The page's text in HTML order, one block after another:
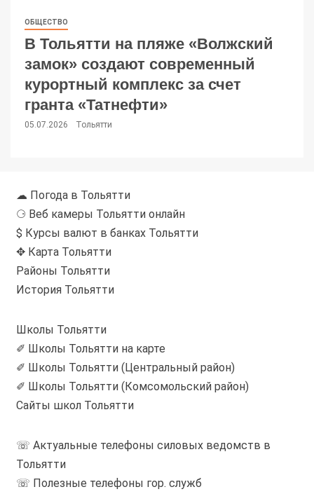
ОБЩЕСТВО
В Тольятти на пляже «Волжский
замок» создают современный
курортный комплекс за счет
гранта «Татнефти»
05.07.2026 Тольятти
☁ Погода в Тольятти
⚆ Веб камеры Тольятти онлайн
$ Курсы валют в банках Тольятти
✥ Карта Тольятти
Районы Тольятти
История Тольятти
Школы Тольятти
✐ Школы Тольятти на карте
✐ Школы Тольятти (Центральный район)
✐ Школы Тольятти (Комсомольский район)
Сайты школ Тольятти
☏ Актуальные телефоны силовых ведомств в
Тольятти
☏ Полезные телефоны гор. служб